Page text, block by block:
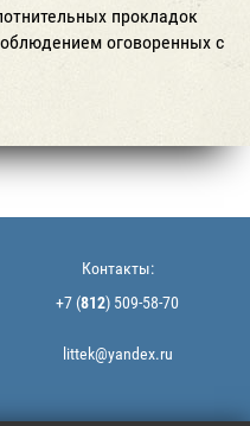
прокладок
оговоренных с
Контакты:
+7 (812) 509-58-70
littek@yandex.ru